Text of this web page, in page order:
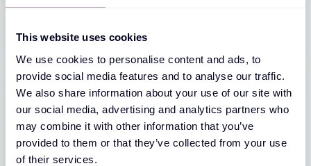
This website uses cookies
We use cookies to personalise content and ads, to
provide social media features and to analyse our traffic.
We also share information about your use of our site with
our social media, advertising and analytics partners who
may combine it with other information that you’ve
provided to them or that they’ve collected from your use
of their services.